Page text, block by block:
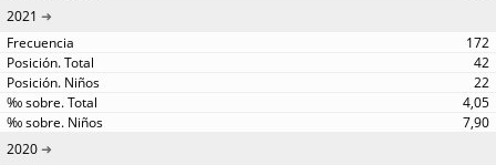
2021
172
42
22
4,05
7,90
2020